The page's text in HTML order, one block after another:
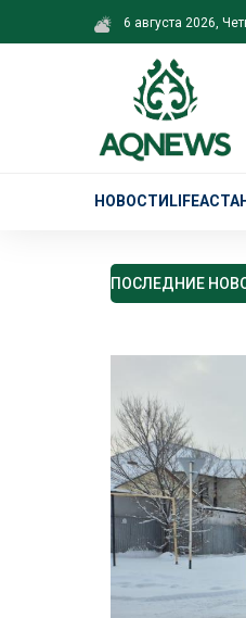
6 августа 2026,
НОВОСТИ LIFE
ПОСЛЕДНИЕ